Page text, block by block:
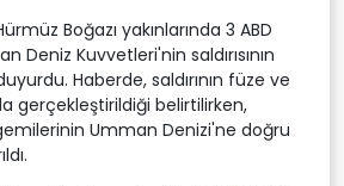
Boğazı yakınlarında 3 ABD
Deniz Kuvvetleri'nin saldırısının
Haberde, saldırının füze ve
gerçekleştirildiği belirtilirken,
Umman Denizi'ne doğru